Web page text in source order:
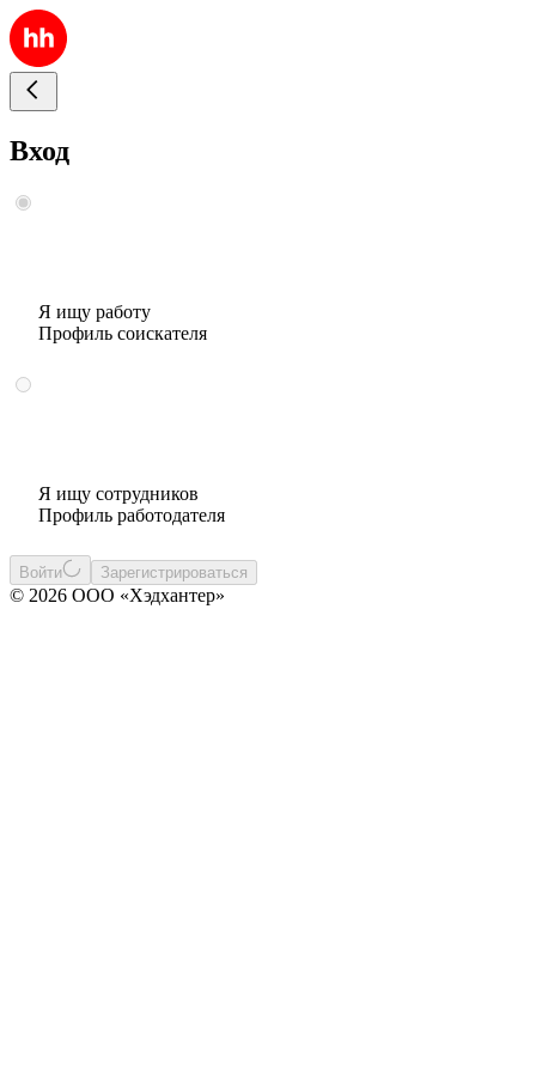
Вход
Я ищу работу
Профиль соискателя
Я ищу сотрудников
Профиль работодателя
Войти Зарегистрироваться
© 2026 ООО «Хэдхантер»